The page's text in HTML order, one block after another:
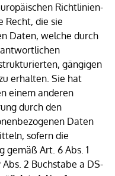
Richtlinien-
Recht, die sie
Daten, welche durch
gängigen
erhalten. Sie hat
einem anderen
durch den
Daten
sofern die
gemäß Art. 6 Abs. 1
2 Buchstabe a DS-